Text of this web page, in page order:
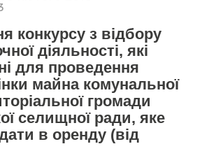
конкурсу з відбору
діяльності, які
для проведення
майна комунальної
громади
селищної ради, яке
в оренду (від